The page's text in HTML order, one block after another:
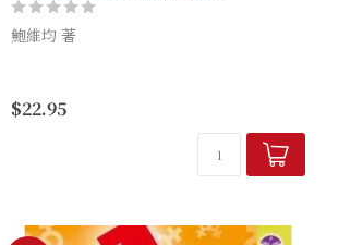
鮑維均 著
授正確的心法（讀者的無知、作者的深
意）；不單 闡明詮釋的方法，也以...
$22.95